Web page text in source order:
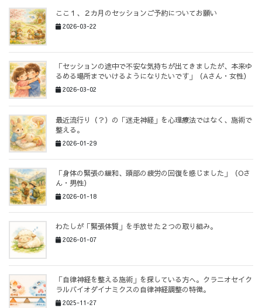
ここ１、２カ月のセッションご予約についてお願い
2026-03-22
「セッションの途中で不安な気持ちが出てきましたが、本来ゆ
るめる場所までいけるようになりたいです」（Aさん・女性）
2026-03-02
最近流行り（？）の「迷走神経」を心理療法ではなく、施術で
整える。
2026-01-29
「身体の緊張の緩和、頭部の疲労の回復を感じました」（Oさ
ん・男性）
2026-01-18
わたしが「緊張体質」を手放せた２つの取り組み。
2026-01-07
「自律神経を整える施術」を探している方へ。クラニオセイク
ラルバイオダイナミクスの自律神経調整の特徴。
2025-11-27